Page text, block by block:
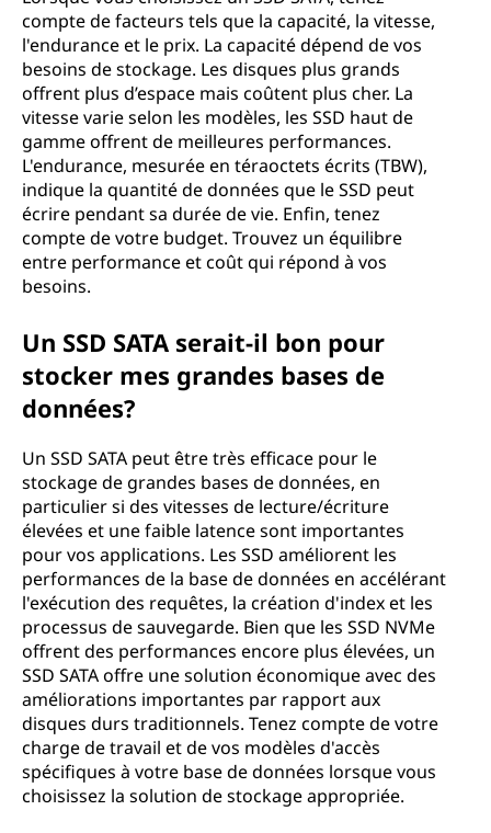
compte de facteurs tels que la capacité, la vitesse,
l'endurance et le prix. La capacité dépend de vos
besoins de stockage. Les disques plus grands
offrent plus d’espace mais coûtent plus cher. La
vitesse varie selon les modèles, les SSD haut de
gamme offrent de meilleures performances.
L'endurance, mesurée en téraoctets écrits (TBW),
indique la quantité de données que le SSD peut
écrire pendant sa durée de vie. Enfin, tenez
compte de votre budget. Trouvez un équilibre
entre performance et coût qui répond à vos
besoins.
Un SSD SATA serait-il bon pour
stocker mes grandes bases de
données?
Un SSD SATA peut être très efficace pour le
stockage de grandes bases de données, en
particulier si des vitesses de lecture/écriture
élevées et une faible latence sont importantes
pour vos applications. Les SSD améliorent les
performances de la base de données en accélérant
l'exécution des requêtes, la création d'index et les
processus de sauvegarde. Bien que les SSD NVMe
offrent des performances encore plus élevées, un
SSD SATA offre une solution économique avec des
améliorations importantes par rapport aux
disques durs traditionnels. Tenez compte de votre
charge de travail et de vos modèles d'accès
spécifiques à votre base de données lorsque vous
choisissez la solution de stockage appropriée.